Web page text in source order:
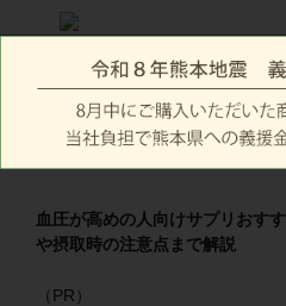
血圧が高めの人向けサプリおす
や摂取時の注意点まで解説
（PR）